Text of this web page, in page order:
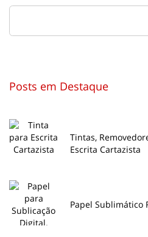
Posts em Destaque
Tintas,
Escrita Cartazista
Papel Sublimático